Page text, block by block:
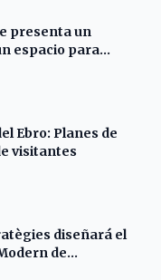
presenta un
espacio para
Ebro: Planes de
visitantes
diseñará el
de